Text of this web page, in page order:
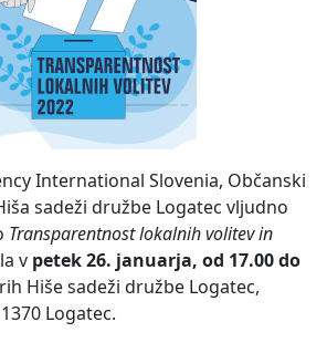
International Slovenia, Občanski
sadeži družbe Logatec vljudno
Transparentnost lokalnih volitev in
v petek 26. januarja, od 17.00 do
Hiše sadeži družbe Logatec,
Logatec.